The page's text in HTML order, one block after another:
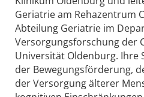
Geriatrie am Rehazentrum
Abteilung Geriatrie im
Versorgungsforschung der
Universität Oldenburg. Ihre
der Bewegungsförderung,
der Versorgung älterer